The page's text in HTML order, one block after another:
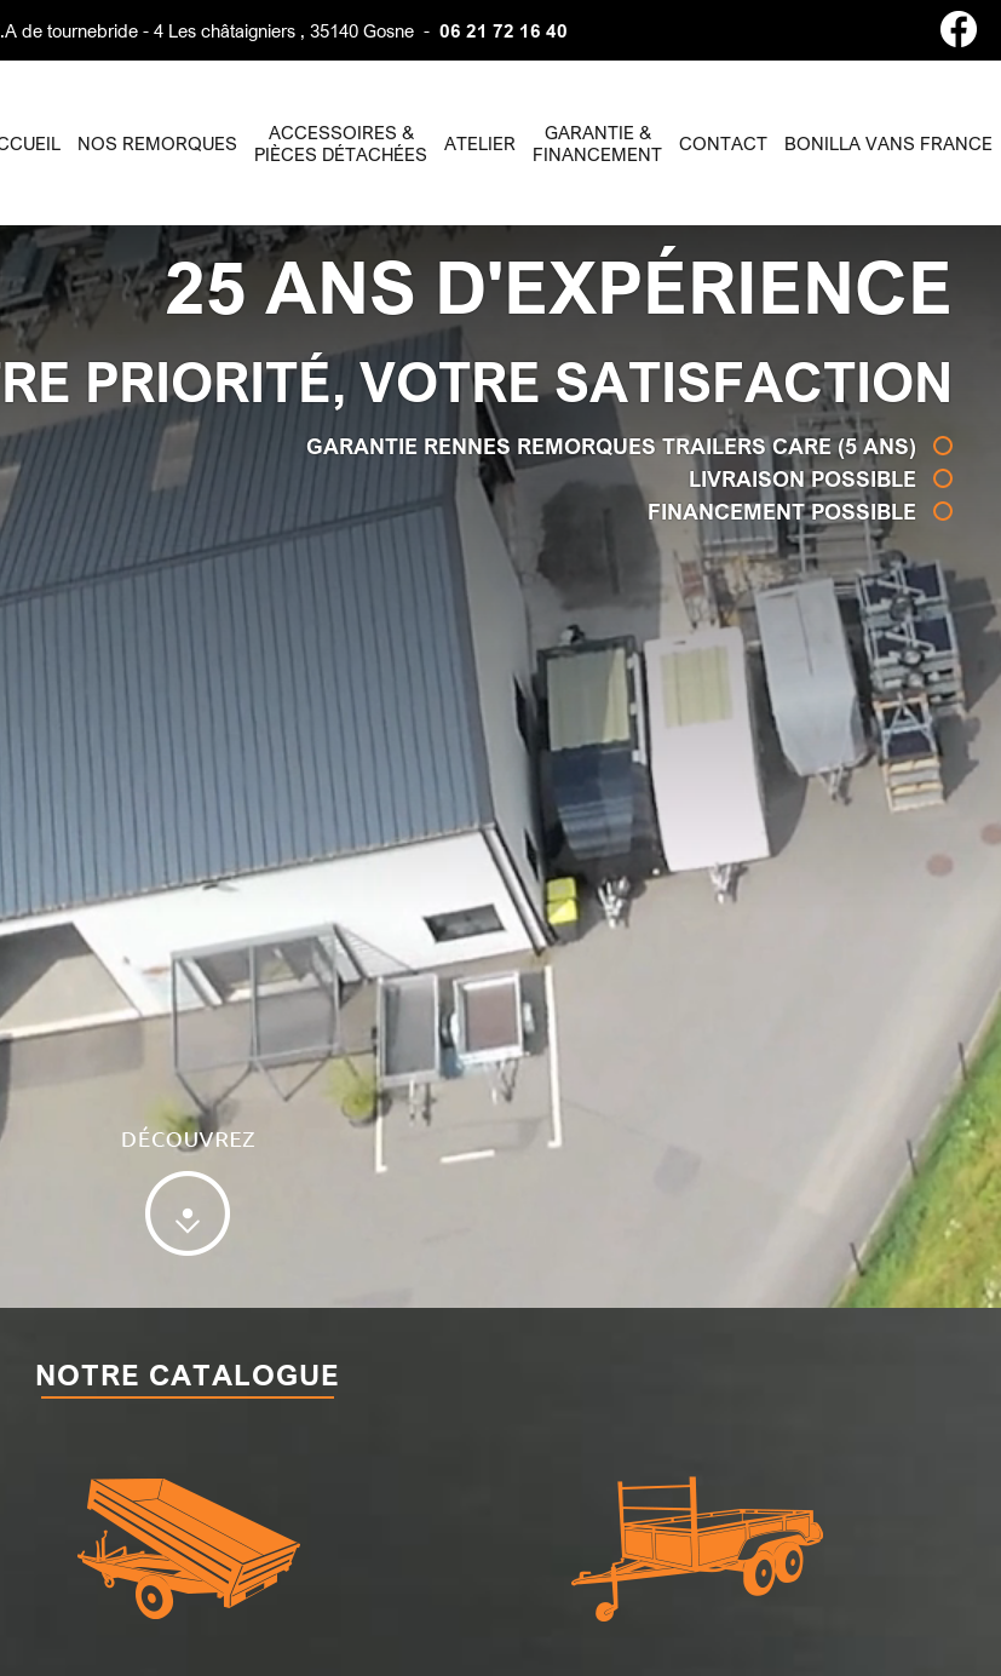
de tournebride - 4 Les châtaigniers , 35140 Gosne - 06 21 72 16 40
NOS REMORQUES
ACCESSOIRES &
PIÈCES DÉTACHÉES
ATELIER
GARANTIE &
FINANCEMENT
CONTACT BONILLA VANS FRANCE
25 ANS D'EXPÉRIENCE
PRIORITÉ, VOTRE SATISFACTION
GARANTIE RENNES REMORQUES TRAILERS CARE (5 ANS)
LIVRAISON POSSIBLE
FINANCEMENT POSSIBLE
NOTRE CATALOGUE